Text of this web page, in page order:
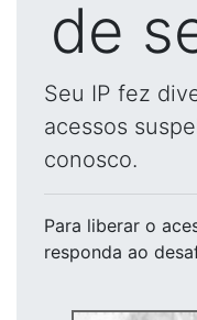
de
Seu IP fez
acessos
conosco.
Para liberar o
responda ao